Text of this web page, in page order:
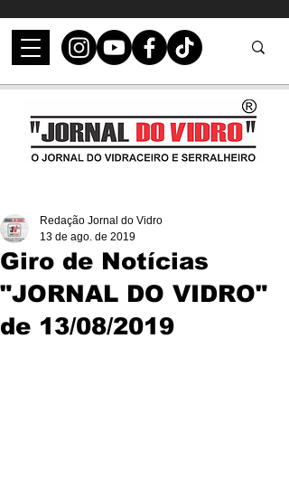
Giro de Notícias
"JORNAL DO VIDRO"
de 13/08/2019
Redação Jornal do Vidro
13 de ago. de 2019